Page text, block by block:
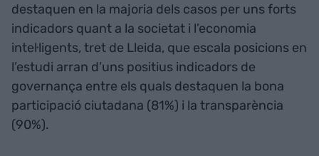
destaquen en la majoria dels casos per uns forts
indicadors quant a la societat i l’economia
intel·ligents, tret de Lleida, que escala posicions en
l’estudi arran d’uns positius indicadors de
governança entre els quals destaquen la bona
participació ciutadana (81%) i la transparència
(90%).